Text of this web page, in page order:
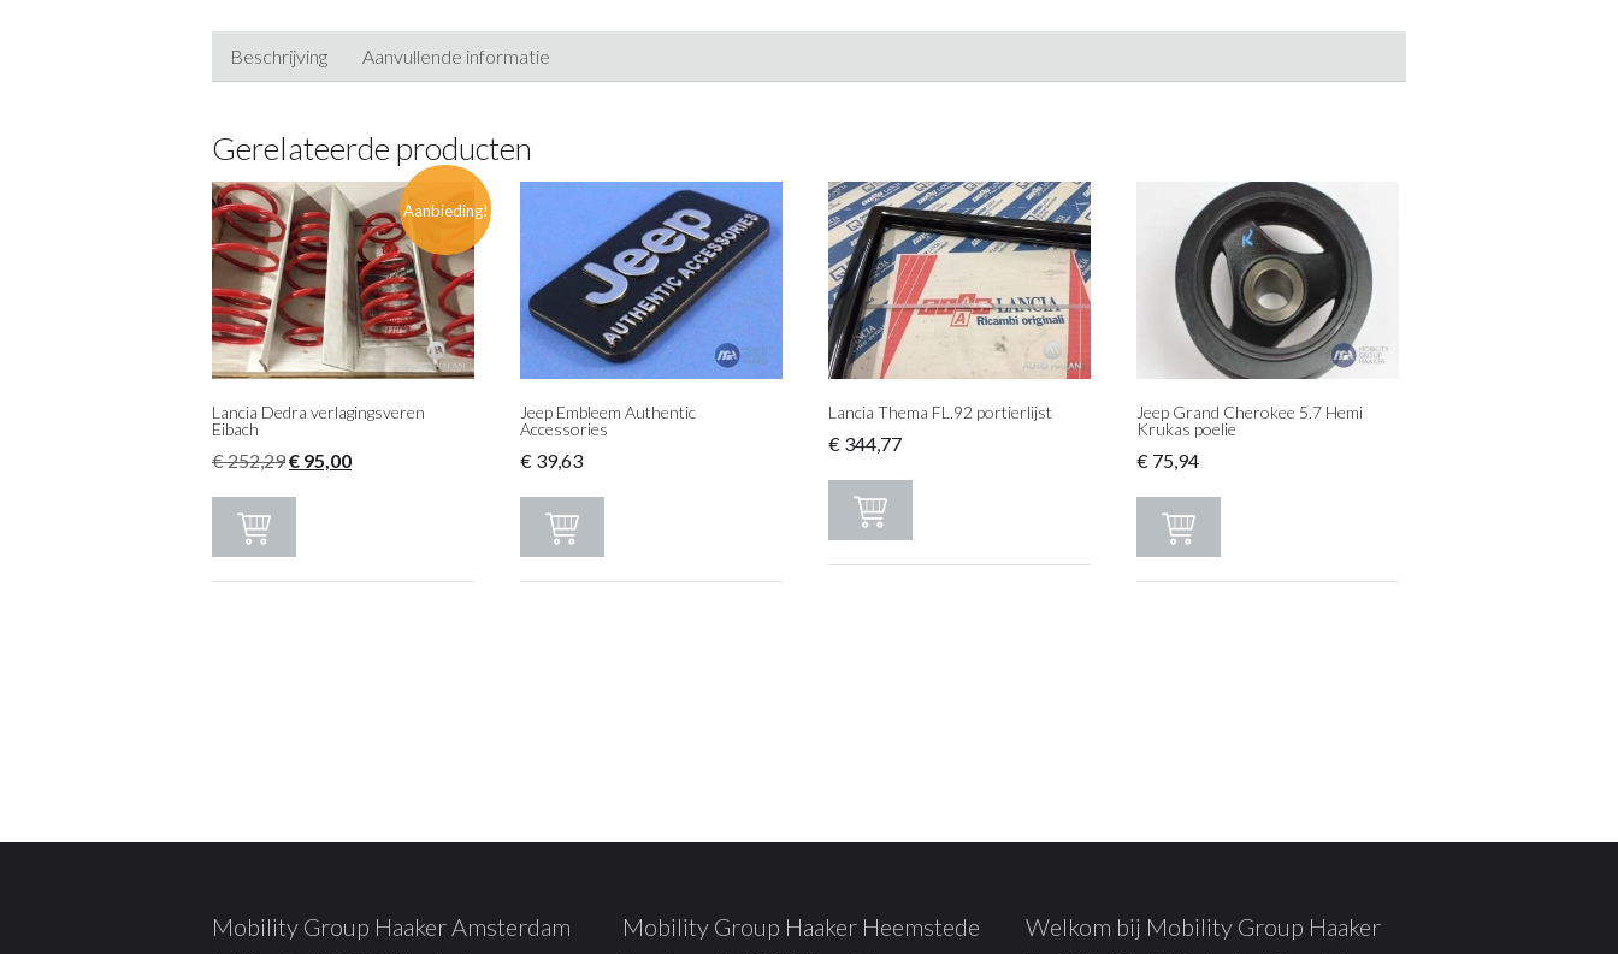
Beschrijving Aanvullende informatie
Gerelateerde producten
Aanbieding!
Lancia Dedra verlagingsveren
Eibach
€252,29Oorspronkelijke
€ 95,00Huidige
Jeep Embleem Authentic
Accessories
€39,63
Lancia Thema FL.92 portierlijst
€344,77
Jeep Grand Cherokee 5.7 Hemi
Krukas poelie
€75,94
Mobility Group Haaker Amsterdam Mobility Group Haaker Heemstede Welkom bij Mobility Group Haaker